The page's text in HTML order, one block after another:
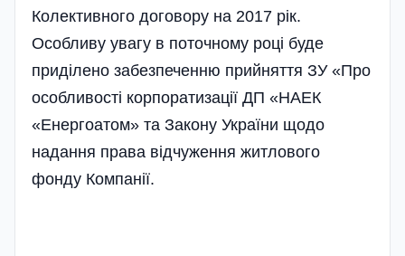
Колективного договору на 2017 рік.
Особливу увагу в поточному році буде
приділено забезпеченню прийняття ЗУ «Про
особливості корпоратизації ДП «НАЕК
«Енергоатом» та Закону України щодо
надання права відчуження житлового
фонду Компанії.